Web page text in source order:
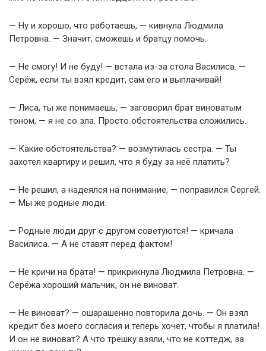
— Ну и хорошо, что работаешь, — кивнула Людмила
Петровна. — Значит, сможешь и братцу помочь.
— Не смогу! И не буду! — встала из-за стола Василиса. —
Серёж, если ты взял кредит, сам его и выплачивай!
— Лиса, ты же понимаешь, — заговорил брат виноватым
тоном, — я не со зла. Просто обстоятельства сложились.
— Какие обстоятельства? — возмутилась сестра. — Ты
захотел квартиру и решил, что я буду за неё платить?
— Не решил, а надеялся на понимание, — поправился Сергей.
— Мы же родные люди.
— Родные люди друг с другом советуются! — кричала
Василиса. — А не ставят перед фактом!
— Не кричи на брата! — прикрикнула Людмила Петровна. —
Серёжа хороший мальчик, он не виноват.
— Не виноват? — ошарашенно повторила дочь. — Он взял
кредит без моего согласия и теперь хочет, чтобы я платила!
И он не виноват? А что трёшку взяли, что не коттедж, за